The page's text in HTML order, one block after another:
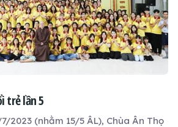
trẻ lần 5
2023 (nhằm 15/5 ÂL), Chùa Ân Thọ